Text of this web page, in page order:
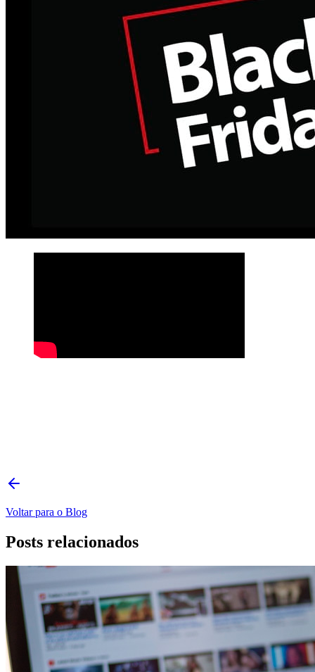
Voltar para o Blog
Posts relacionados